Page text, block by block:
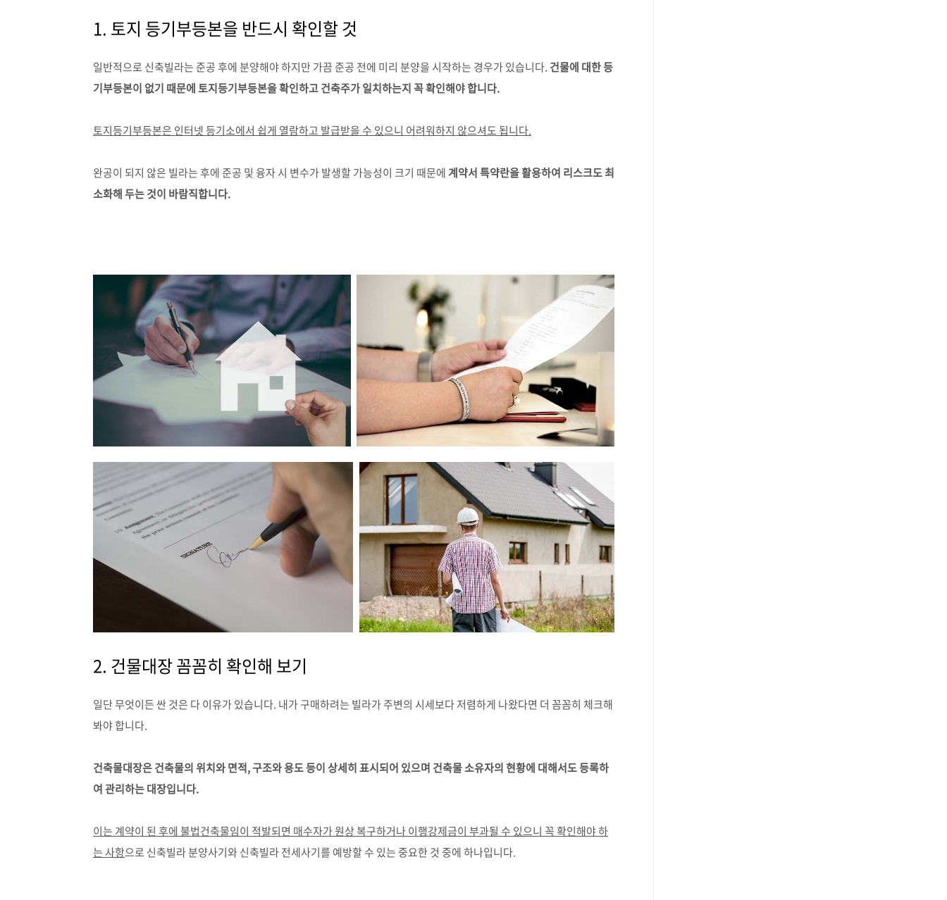
1. 토지 등기부등본을 반드시 확인할 것
일반적으로 신축빌라는 준공 후에 분양해야 하지만 가끔 준공 전에 미리 분양을 시작하는 경우가 있습니다. 건물에 대한 등
기부등본이 없기 때문에 토지등기부등본을 확인하고 건축주가 일치하는지 꼭 확인해야 합니다.
토지등기부등본은 인터넷 등기소에서 쉽게 열람하고 발급받을 수 있으니 어려워하지 않으셔도 됩니다.
완공이 되지 않은 빌라는 후에 준공 및 융자 시 변수가 발생할 가능성이 크기 때문에계약서 특약란을 활용하여 리스크도 최
소화해 두는 것이 바람직합니다.
2. 건물대장 꼼꼼히 확인해 보기
일단 무엇이든 싼 것은 다 이유가 있습니다. 내가 구매하려는 빌라가 주변의 시세보다 저렴하게 나왔다면 더 꼼꼼히 체크해
봐야 합니다.
건축물대장은 건축물의 위치와 면적, 구조와 용도 등이 상세히 표시되어 있으며 건축물 소유자의 현황에 대해서도 등록하
여 관리하는 대장입니다.
이는 계약이 된 후에 불법건축물임이 적발되면 매수자가 원상 복구하거나 이행강제금이 부과될 수 있으니 꼭 확인해야 하
는 사항으로 신축빌라 분양사기와 신축빌라 전세사기를 예방할 수 있는 중요한 것 중에 하나입니다.